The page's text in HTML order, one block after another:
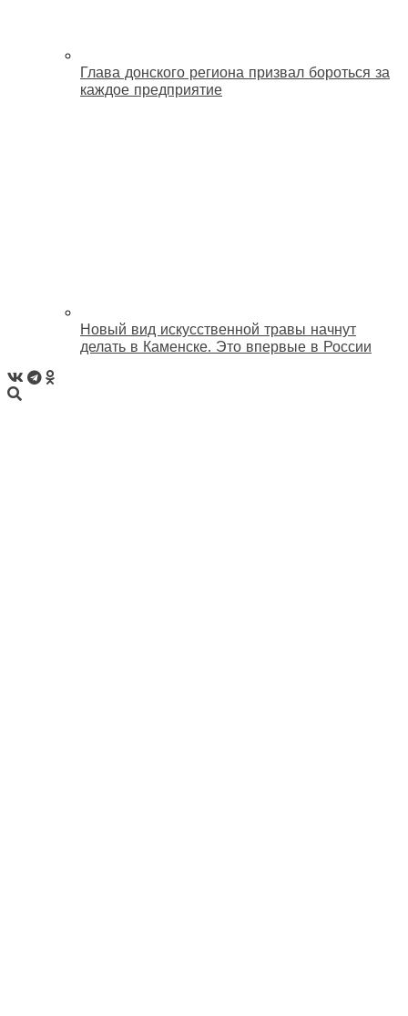
Глава донского региона призвал бороться за
каждое предприятие
Новый вид искусственной травы начнут
делать в Каменске. Это впервые в России